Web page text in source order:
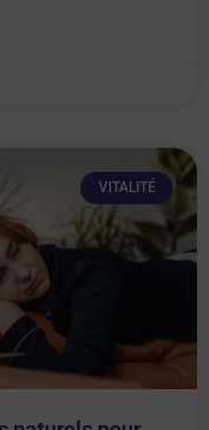
VITALITÉ